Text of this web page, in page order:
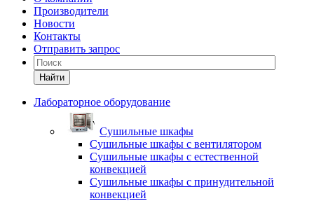
Производители
Новости
Контакты
Отправить запрос
Найти
Лабораторное оборудование
Cушильные шкафы
Сушильные шкафы с вентилятором
Сушильные шкафы с естественной
конвекцией
Сушильные шкафы с принудительной
конвекцией